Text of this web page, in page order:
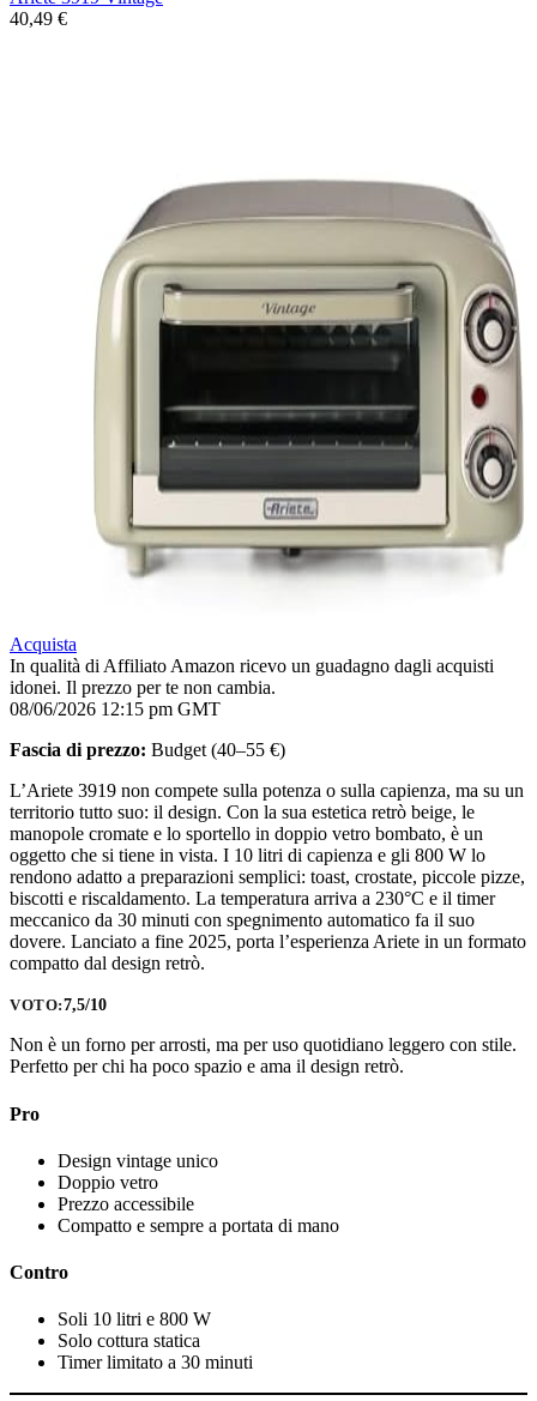
40,49 €
Acquista
In qualità di Affiliato Amazon ricevo un guadagno dagli acquisti
idonei. Il prezzo per te non cambia.
08/06/2026 12:15 pm GMT
Fascia di prezzo: Budget (40–55 €)
L’Ariete 3919 non compete sulla potenza o sulla capienza, ma su un
territorio tutto suo: il design. Con la sua estetica retrò beige, le
manopole cromate e lo sportello in doppio vetro bombato, è un
oggetto che si tiene in vista. I 10 litri di capienza e gli 800 W lo
rendono adatto a preparazioni semplici: toast, crostate, piccole pizze,
biscotti e riscaldamento. La temperatura arriva a 230°C e il timer
meccanico da 30 minuti con spegnimento automatico fa il suo
dovere. Lanciato a fine 2025, porta l’esperienza Ariete in un formato
compatto dal design retrò.
VOTO:7,5/10
Non è un forno per arrosti, ma per uso quotidiano leggero con stile.
Perfetto per chi ha poco spazio e ama il design retrò.
Pro
Design vintage unico
Doppio vetro
Prezzo accessibile
Compatto e sempre a portata di mano
Contro
Soli 10 litri e 800 W
Solo cottura statica
Timer limitato a 30 minuti